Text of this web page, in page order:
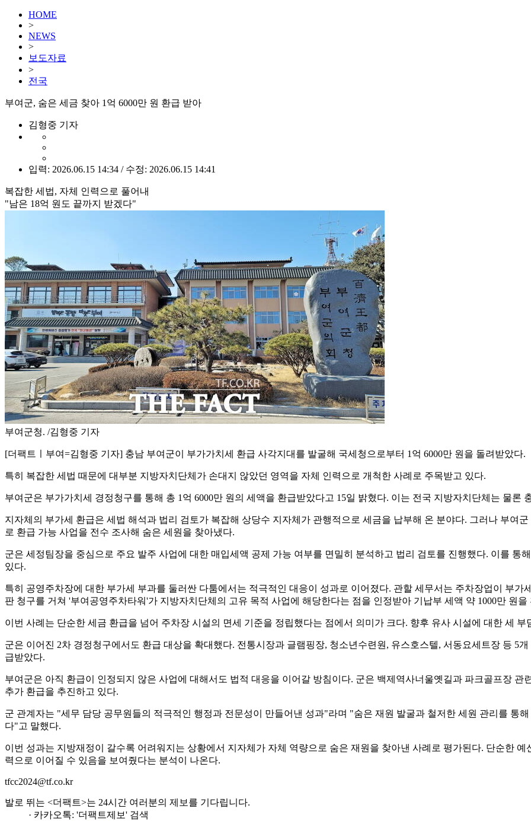
HOME
>
NEWS
>
보도자료
>
전국
부여군, 숨은 세금 찾아 1억 6000만 원 환급 받아
김형중 기자
입력: 2026.06.15 14:34 / 수정: 2026.06.15 14:41
복잡한 세법, 자체 인력으로 풀어내
"남은 18억 원도 끝까지 받겠다"
부여군청. /김형중 기자
[더팩트ㅣ부여=김형중 기자] 충남 부여군이 부가가치세 환급 사각지대를 발굴해 국세청으로부터 1억 6000만 원을 돌려받았다.
특히 복잡한 세법 때문에 대부분 지방자치단체가 손대지 않았던 영역을 자체 인력으로 개척한 사례로 주목받고 있다.
부여군은 부가가치세 경정청구를 통해 총 1억 6000만 원의 세액을 환급받았다고 15일 밝혔다. 이는 전국 지방자치단체는 물론
지자체의 부가세 환급은 세법 해석과 법리 검토가 복잡해 상당수 지자체가 관행적으로 세금을 납부해 온 분야다. 그러나 부여
로 환급 가능 사업을 전수 조사해 숨은 세원을 찾아냈다.
군은 세정팀장을 중심으로 주요 발주 사업에 대한 매입세액 공제 가능 여부를 면밀히 분석하고 법리 검토를 진행했다. 이를 통
있다.
특히 공영주차장에 대한 부가세 부과를 둘러싼 다툼에서는 적극적인 대응이 성과로 이어졌다. 관할 세무서는 주차장업이 부
판 청구를 거쳐 '부여공영주차타워'가 지방자치단체의 고유 목적 사업에 해당한다는 점을 인정받아 기납부 세액 약 1000만 원을
이번 사례는 단순한 세금 환급을 넘어 주차장 시설의 면세 기준을 정립했다는 점에서 의미가 크다. 향후 유사 시설에 대한 세
군은 이어진 2차 경정청구에서도 환급 대상을 확대했다. 전통시장과 글램핑장, 청소년수련원, 유스호스텔, 서동요세트장 등 5
급받았다.
부여군은 아직 환급이 인정되지 않은 사업에 대해서도 법적 대응을 이어갈 방침이다. 군은 백제역사너울옛길과 파크골프장
추가 환급을 추진하고 있다.
군 관계자는 "세무 담당 공무원들의 적극적인 행정과 전문성이 만들어낸 성과"라며 "숨은 재원 발굴과 철저한 세원 관리를 통
다"고 말했다.
이번 성과는 지방재정이 갈수록 어려워지는 상황에서 지자체가 자체 역량으로 숨은 재원을 찾아낸 사례로 평가된다. 단순한
력으로 이어질 수 있음을 보여줬다는 분석이 나온다.
tfcc2024@tf.co.kr
발로 뛰는 <더팩트>는 24시간 여러분의 제보를 기다립니다.
· 카카오톡: '더팩트제보' 검색